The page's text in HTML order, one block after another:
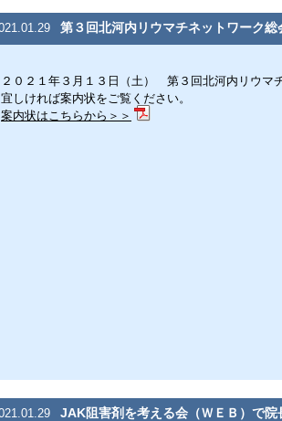
第３回北河内リウマチネットワーク
２０２１年３月１３日（土） 第３回北河内リウマ
宜しければ案内状をご覧ください。
案内状はこちらから＞＞
JAK阻害剤を考える会（ＷＥＢ）で院